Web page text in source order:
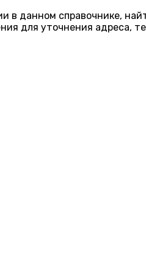
в данном справочнике,
для уточнения адреса,